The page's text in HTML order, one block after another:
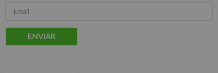
ENVIAR